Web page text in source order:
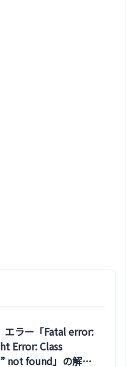
エラー「Fatal error:
Error: Class
found」の解決